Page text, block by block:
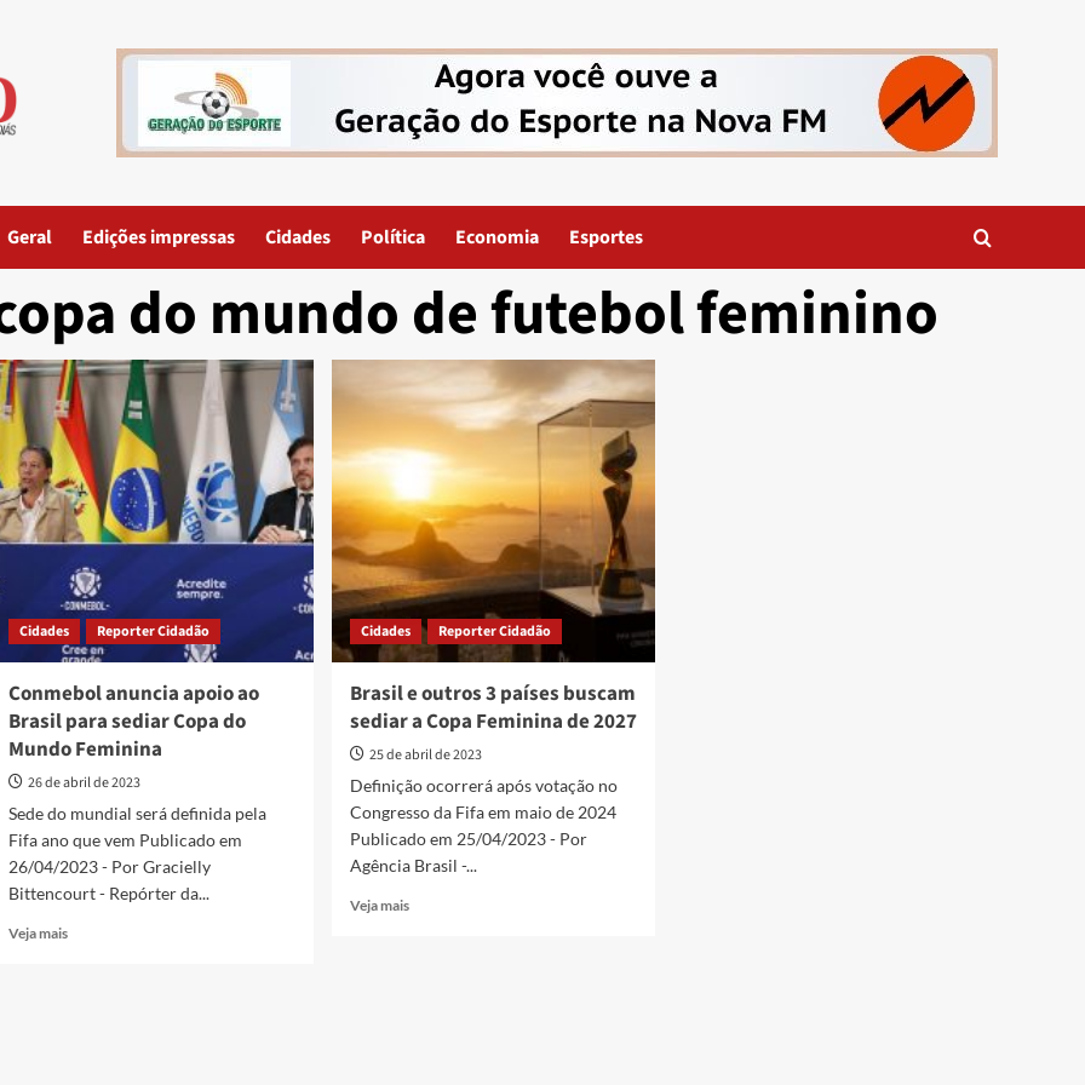
Geral Edições impressas Cidades Política Economia Esportes
do mundo de futebol feminino
Cidades Reporter Cidadão
Conmebol anuncia apoio ao
Brasil para sediar Copa do
Mundo Feminina
26 de abril de 2023
Sede do mundial será definida pela
Fifa ano que vem Publicado em
26/04/2023 - Por Gracielly
Bittencourt - Repórter da...
Veja maisRead
Cidades Reporter Cidadão
Brasil e outros 3 países buscam
sediar a Copa Feminina de 2027
25 de abril de 2023
Definição ocorrerá após votação no
Congresso da Fifa em maio de 2024
Publicado em 25/04/2023 - Por
Agência Brasil -...
Veja maisRead